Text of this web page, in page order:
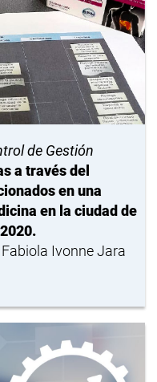
de Gestión
a través del
en una
en la ciudad de
Ivonne Jara